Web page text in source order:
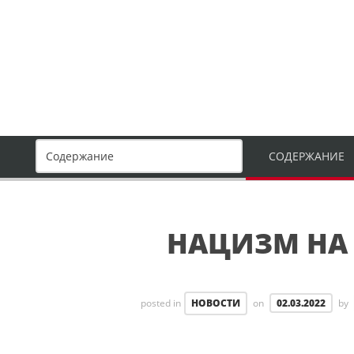
СОДЕРЖАНИЕ
НАЦИЗМ НА
posted in НОВОСТИ on 02.03.2022 by